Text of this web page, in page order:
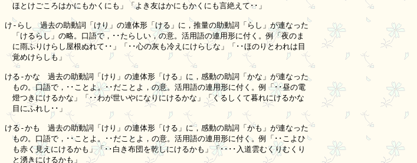
ほとけごころはかにもかくにも」「よき友はかにもかくにも言絶えて･･」
け-らし　過去の助動詞「けり」の連体形「ける」に，推量の助動詞「らし」が連なった
「けるらし」の略。口語で，･･たらしい，の意。活用語の連用形に付く。例「夜のま
に雨ふりけらし屋根ぬれて･･」「･･心の灰も冷えにけらしな」「･･ほのりとわれは目
覚めけらしも」
ける-かな　過去の助動詞「けり」の連体形「ける」に，感動の助詞「かな」が連なった
もの。口語で，･･ことよ。･･だことよ，の意。活用語の連用形に付く。例「･･昼の電
燈つきにけるかな」「･･わが世いやになりにけるかな」「くるしくて暮れにけるかな
目にふれし･･」
ける-かも　過去の助動詞「けり」の連体形「ける」に，感動の助詞「かも」が連なった
もの。口語で，･･ことよ。･･だことよ，の意。活用語の連用形に付く。例「･･こよひ
も赤く見えにけるかも」「･･白き布団を乾しにけるかも」「････入道雲むくりむくり
と湧きにけるかも」